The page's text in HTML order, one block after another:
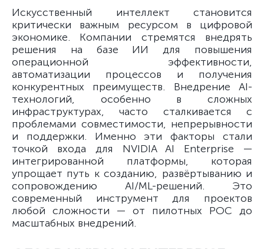
Искусственный интеллект становится
критически важным ресурсом в цифровой
экономике. Компании стремятся внедрять
решения на базе ИИ для повышения
операционной эффективности,
автоматизации процессов и получения
конкурентных преимуществ. Внедрение AI-
технологий, особенно в сложных
инфраструктурах, часто сталкивается с
проблемами совместимости, непрерывности
и поддержки. Именно эти факторы стали
точкой входа для NVIDIA AI Enterprise —
интегрированной платформы, которая
упрощает путь к созданию, развёртыванию и
сопровождению AI/ML-решений. Это
современный инструмент для проектов
любой сложности — от пилотных POC до
масштабных внедрений.